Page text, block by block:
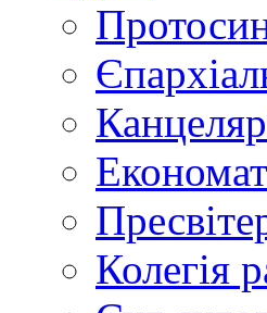
Економат
Колегія